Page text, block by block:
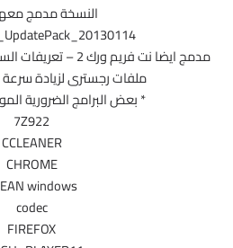
النسخة مدمج
مدمج ايضا نت فريم ورك 2 – تعريفات الساتا ( تم تجربتها على لاب توب )
ملفات رجسترى لزيادة
* بعض البرامج الضرورية
7Z922
CCLEANER
CHROME
windows
codec
FIREFOX